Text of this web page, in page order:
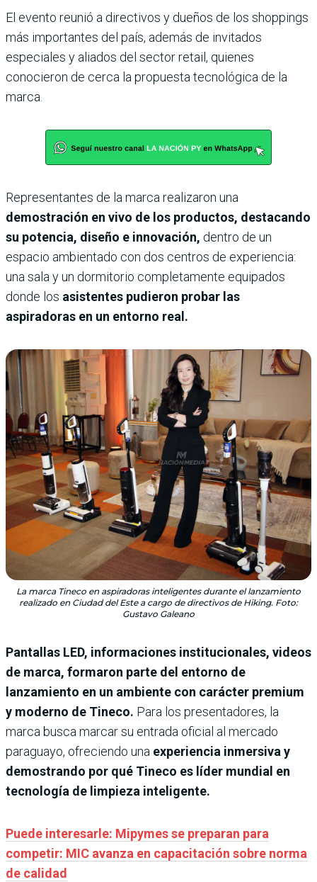
El evento reunió a directivos y dueños de los shoppings
más importantes del país, además de invitados
especiales y aliados del sector retail, quienes
conocieron de cerca la propuesta tecnológica de la
marca.
Representantes de la marca realizaron una
demostración en vivo de los productos, destacando
su potencia, diseño e innovación, dentro de un
espacio ambientado con dos centros de experiencia:
una sala y un dormitorio completamente equipados
donde los asistentes pudieron probar las
aspiradoras en un entorno real.
La marca Tineco en aspiradoras inteligentes durante el lanzamiento
realizado en Ciudad del Este a cargo de directivos de Hiking. Foto:
Gustavo Galeano
Pantallas LED, informaciones institucionales, videos
de marca, formaron parte del entorno de
lanzamiento en un ambiente con carácter premium
y moderno de Tineco. Para los presentadores, la
marca busca marcar su entrada oficial al mercado
paraguayo, ofreciendo una experiencia inmersiva y
demostrando por qué Tineco es líder mundial en
tecnología de limpieza inteligente.
Puede interesarle: Mipymes se preparan para
competir: MIC avanza en capacitación sobre norma
de calidad